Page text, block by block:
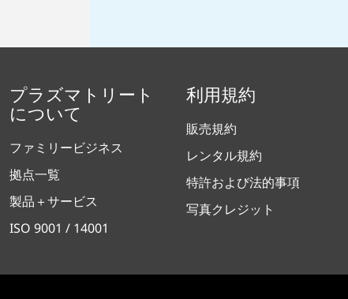
プラズマトリート
について
ファミリービジネス
拠点一覧
製品＋サービス
ISO 9001 / 14001
利用規約
販売規約
レンタル規約
特許および法的事項
写真クレジット